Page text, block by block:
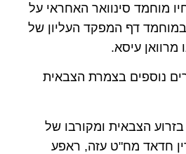
מוחמד סינוואר האחראי על
דף המפקד העליון של
מרוואן עיסא.
נוספים בצמרת הצבאית
הצבאית ומקורבו של
חדאד מח"ט עזה, ראפע